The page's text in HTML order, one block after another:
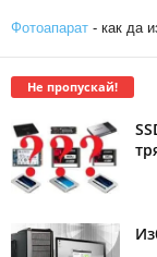
Фотоапарат - как да
Не пропускай!